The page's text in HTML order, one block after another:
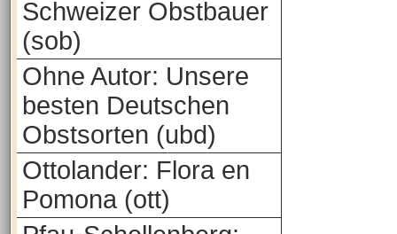
Schweizer Obstbauer
(sob)
Ohne Autor: Unsere
besten Deutschen
Obstsorten (ubd)
Ottolander: Flora en
Pomona (ott)